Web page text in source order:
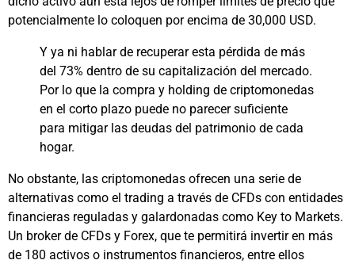
potencialmente lo coloquen por encima de 30,000 USD.
Y ya ni hablar de recuperar esta pérdida de más
del 73% dentro de su capitalización del mercado.
Por lo que la compra y holding de criptomonedas
en el corto plazo puede no parecer suficiente
para mitigar las deudas del patrimonio de cada
hogar.
No obstante, las criptomonedas ofrecen una serie de
alternativas como el trading a través de CFDs con entidades
financieras reguladas y galardonadas como Key to Markets.
Un broker de CFDs y Forex, que te permitirá invertir en más
de 180 activos o instrumentos financieros, entre ellos